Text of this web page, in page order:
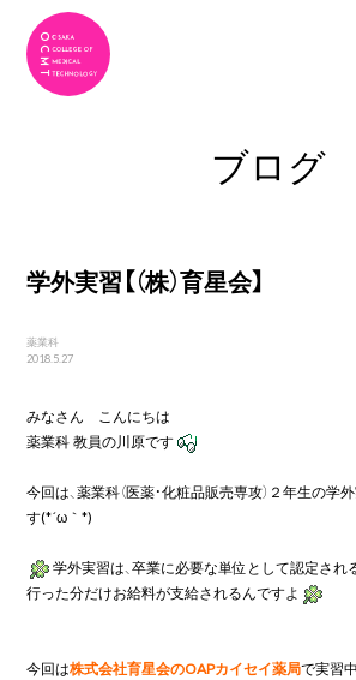
ブログ
学外実習【（株）育星会】
薬業科
2018.5.27
みなさん　こんにちは
薬業科 教員の川原です
今回は、薬業科（医薬・化粧品販売専攻）２年生の学
す(*´ω｀*)
学外実習は、卒業に必要な単位として認定され
行った分だけお給料が支給されるんですよ
今回は株式会社育星会のOAPカイセイ薬局で実習